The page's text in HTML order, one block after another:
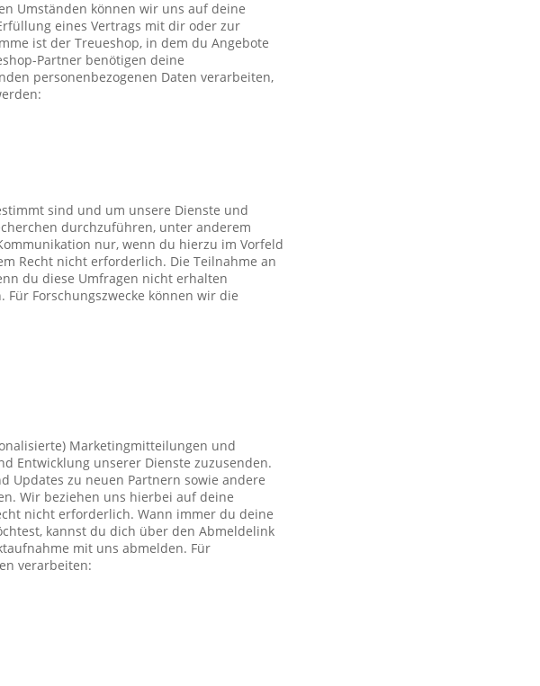
Umständen können wir uns auf deine
eines Vertrags mit dir oder zur
ist der Treueshop, in dem du Angebote
Partner benötigen deine
personenbezogenen Daten verarbeiten,
sind und um unsere Dienste und
durchzuführen, unter anderem
nur, wenn du hierzu im Vorfeld
Recht nicht erforderlich. Die Teilnahme an
du diese Umfragen nicht erhalten
Forschungszwecke können wir die
Marketingmitteilungen und
Entwicklung unserer Dienste zuzusenden.
Updates zu neuen Partnern sowie andere
Wir beziehen uns hierbei auf deine
nicht erforderlich. Wann immer du deine
kannst du dich über den Abmeldelink
mit uns abmelden. Für
verarbeiten: